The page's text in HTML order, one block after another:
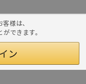
様は、
できます。